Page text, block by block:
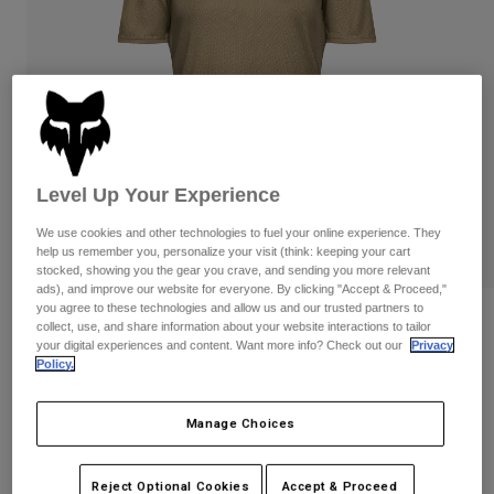
Shorts
Jackor
Handskar
Skydd
Goggles
Byxor
Handskar
Jackor
Protections
Goggles
Strumpor
Väskor & tillbehör
Spare parts
Visa alla
Women
T-Shirts & Tops
Hoodies och pullovers
Jackor
Byxor & Shorts
Shirts
Sockor
Visa alla
Hjälmar
Jerseys
Pants
Botas
Skydd
Goggles
Recensioner
Womens Ranger Fox Head Jersey
Price reduced from
549 krto329,4 kr 40% OFF
Level Up Your Experience
We use cookies and other technologies to fuel your online experience. They
help us remember you, personalize your visit (think: keeping your cart
stocked, showing you the gear you crave, and sending you more relevant
ads), and improve our website for everyone. By clicking "Accept & Proceed,"
you agree to these technologies and allow us and our trusted partners to
collect, use, and share information about your website interactions to tailor
your digital experiences and content. Want more info? Check out our
Privacy
Policy.
Manage Choices
Reject Optional Cookies Accept & Proceed